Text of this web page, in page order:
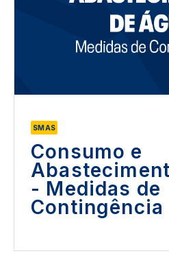
SMAS
Consumo e
- Medidas de
Contingência